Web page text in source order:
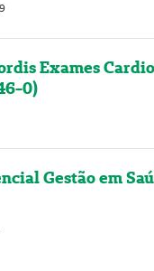
Exames
0)
Gestão em